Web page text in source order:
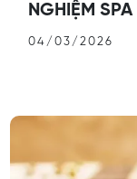
NGHIỆM
04/03/2026